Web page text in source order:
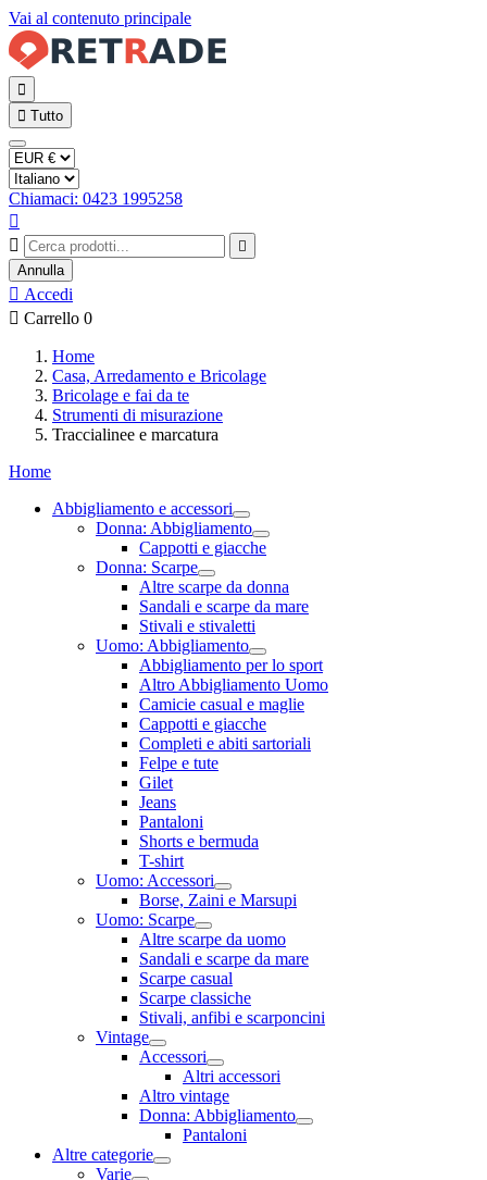
Vai al contenuto principale

 Tutto
Chiamaci: 0423 1995258



Annulla
 Accedi
 Carrello 0
Home
Casa, Arredamento e Bricolage
Bricolage e fai da te
Strumenti di misurazione
Traccialinee e marcatura
Home
Abbigliamento e accessori
Donna: Abbigliamento
Cappotti e giacche
Donna: Scarpe
Altre scarpe da donna
Sandali e scarpe da mare
Stivali e stivaletti
Uomo: Abbigliamento
Abbigliamento per lo sport
Altro Abbigliamento Uomo
Camicie casual e maglie
Cappotti e giacche
Completi e abiti sartoriali
Felpe e tute
Gilet
Jeans
Pantaloni
Shorts e bermuda
T-shirt
Uomo: Accessori
Borse, Zaini e Marsupi
Uomo: Scarpe
Altre scarpe da uomo
Sandali e scarpe da mare
Scarpe casual
Scarpe classiche
Stivali, anfibi e scarponcini
Vintage
Accessori
Altri accessori
Altro vintage
Donna: Abbigliamento
Pantaloni
Altre categorie
Varie